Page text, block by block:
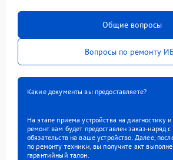
Общие вопросы
Вопросы по ремонту
Какие документы вы предоставляете?
На этапе приема устройства на диагностику
ремонт вам будет предоставлен заказ-наряд
обязательств на ваше устройство. Далее,
по ремонту техники, вы получите акт
гарантийный талон.